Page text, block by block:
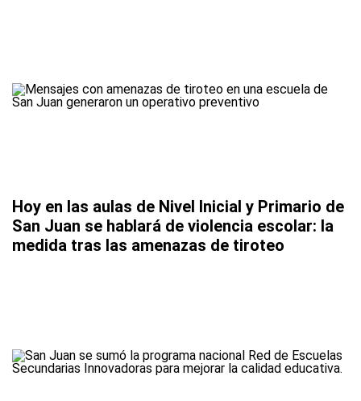
Hoy en las aulas de Nivel Inicial y Primario de
San Juan se hablará de violencia escolar: la
medida tras las amenazas de tiroteo